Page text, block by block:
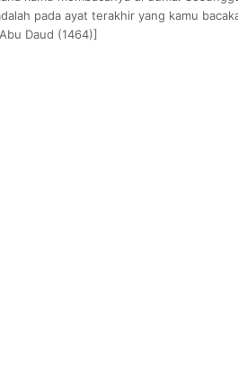
pada ayat terakhir yang kamu
Daud (1464)]